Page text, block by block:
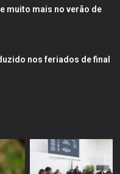
muito mais no verão de
nos feriados de final